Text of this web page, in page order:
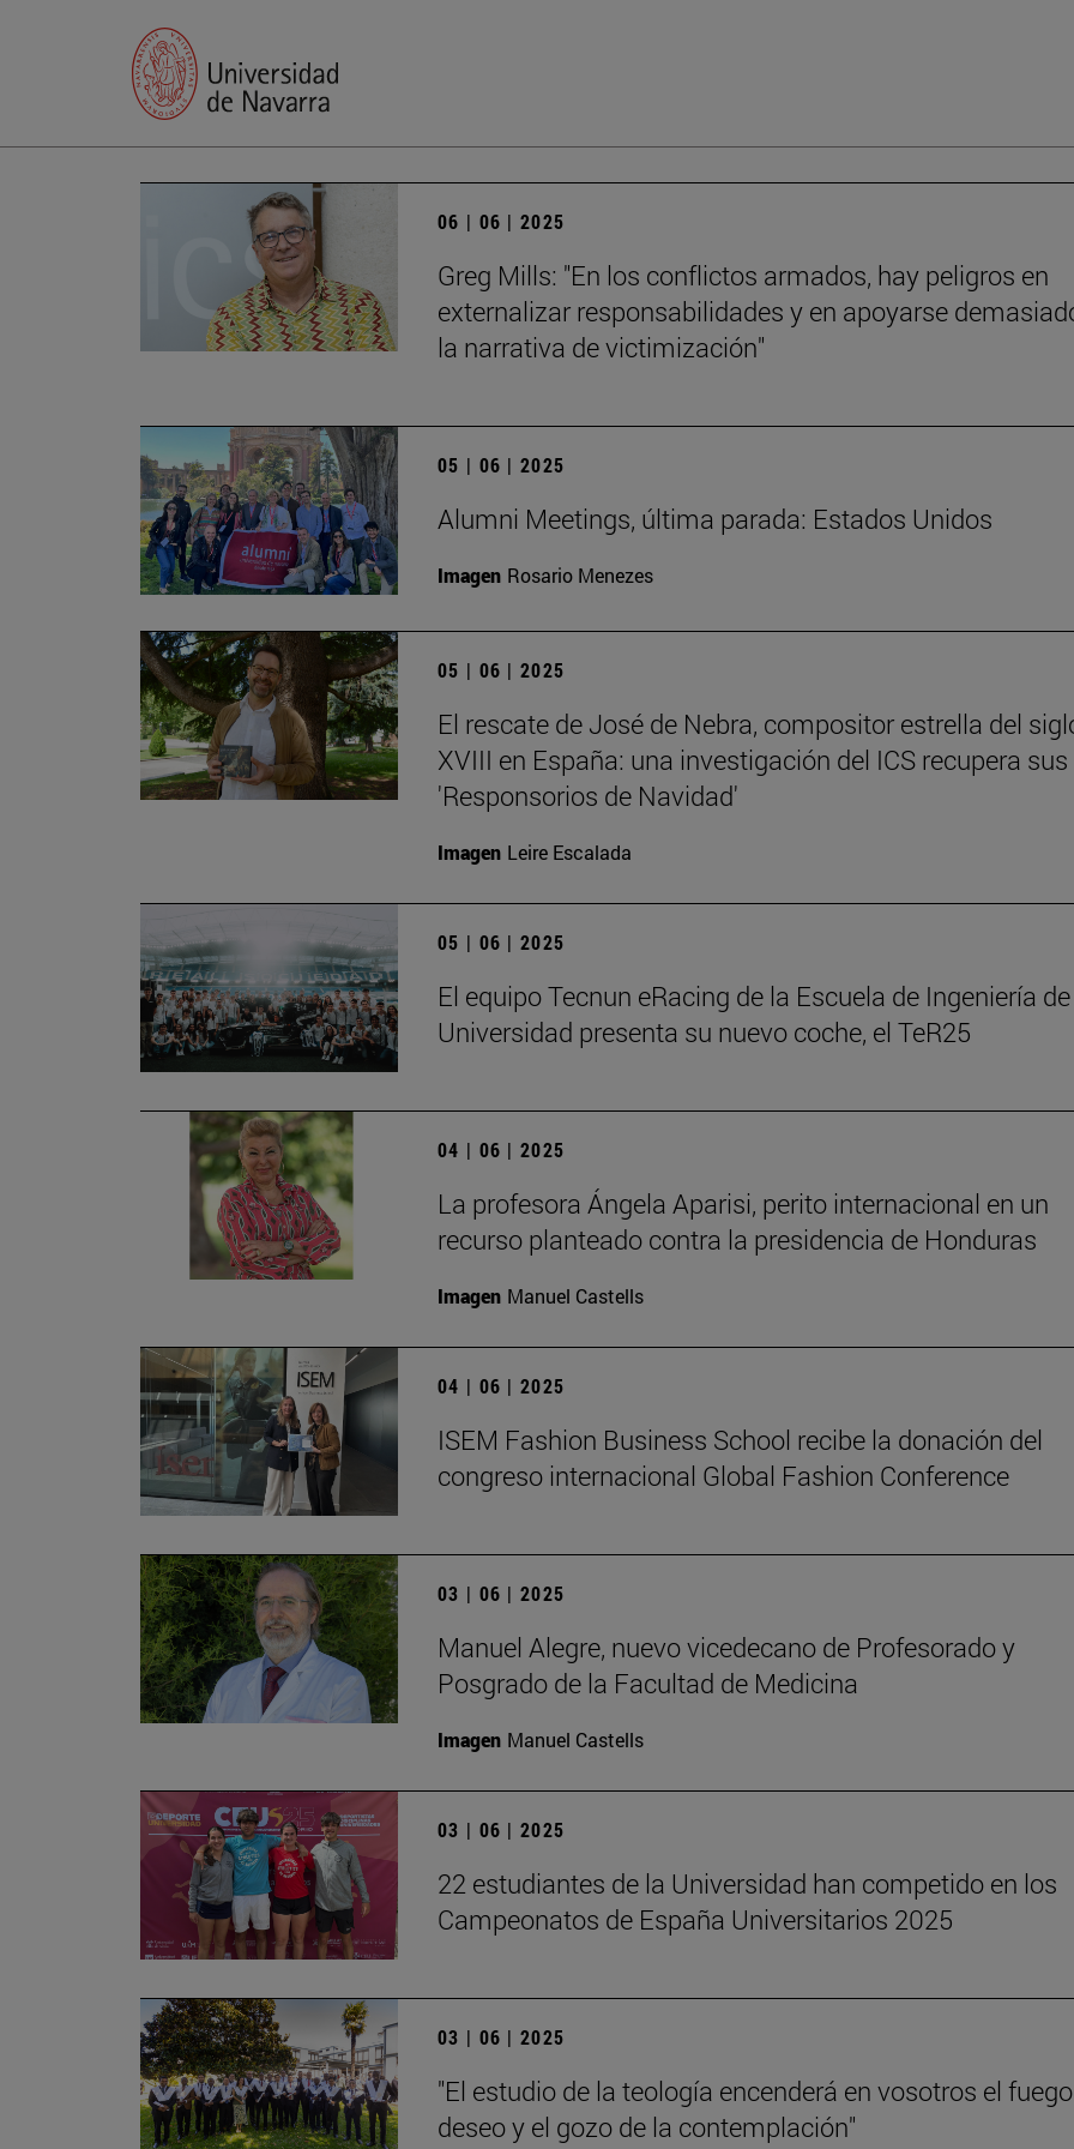
06 | 06 | 2025
Greg Mills: "En los conflictos armados, hay peligros en
externalizar responsabilidades y en apoyarse
la narrativa de victimización"
05 | 06 | 2025
Alumni Meetings, última parada: Estados Unidos
Imagen Rosario Menezes
05 | 06 | 2025
El rescate de José de Nebra, compositor estrella del
XVIII en España: una investigación del ICS recupera sus
'Responsorios de Navidad'
Imagen Leire Escalada
05 | 06 | 2025
El equipo Tecnun eRacing de la Escuela de Ingeniería
Universidad presenta su nuevo coche, el TeR25
04 | 06 | 2025
La profesora Ángela Aparisi, perito internacional en un
recurso planteado contra la presidencia de Honduras
Imagen Manuel Castells
04 | 06 | 2025
ISEM Fashion Business School recibe la donación del
congreso internacional Global Fashion Conference
03 | 06 | 2025
Manuel Alegre, nuevo vicedecano de Profesorado y
Posgrado de la Facultad de Medicina
Imagen Manuel Castells
03 | 06 | 2025
22 estudiantes de la Universidad han competido en los
Campeonatos de España Universitarios 2025
03 | 06 | 2025
"El estudio de la teología encenderá en vosotros el
deseo y el gozo de la contemplación"